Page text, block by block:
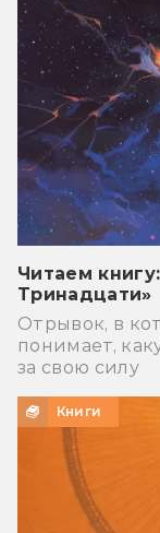
Читаем
Тринадцати»
Отрывок, в
понимает,
за свою силу
Книги